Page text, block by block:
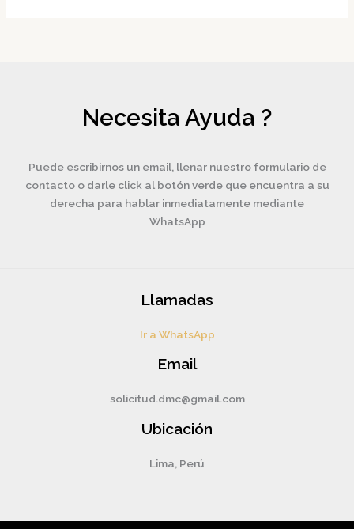
Necesita Ayuda ?
Puede escribirnos un email, llenar nuestro formulario de
contacto o darle click al botón verde que encuentra a su
derecha para hablar inmediatamente mediante
WhatsApp
Llamadas
Ir a WhatsApp
Email
solicitud.dmc@gmail.com
Ubicación
Lima, Perú